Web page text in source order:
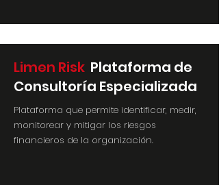
Limen Risk Plataforma de
Consultoría Especializada
Plataforma que permite identificar, medir,
monitorear y mitigar los riesgos
financieros de la organización.